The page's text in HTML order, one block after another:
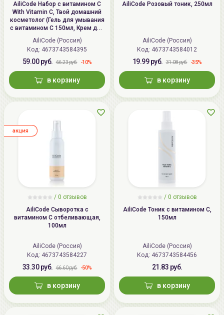
AiliCode Набор с витамином С
With Vitamin C, Твой домашний
косметолог (Гель для умывания
с витамином С 150мл, Крем для
лица и шеи с витамином С 50мл)
AiliCode (Россия)
Код: 4673743584395
59.00 руб. 66.23 руб. -10%
в корзину
AiliCode Розовый тоник, 250мл
AiliCode (Россия)
Код: 4673743584012
19.99 руб. 31.08 руб. -35%
в корзину
/ 0 отзывов
AiliCode Сыворотка с
витамином С отбеливающая,
100мл
AiliCode (Россия)
Код: 4673743584227
33.30 руб. 66.60 руб. -50%
в корзину
aкция
/ 0 отзывов
AiliCode Тоник с витамином С,
150мл
AiliCode (Россия)
Код: 4673743584456
21.83 руб.
в корзину